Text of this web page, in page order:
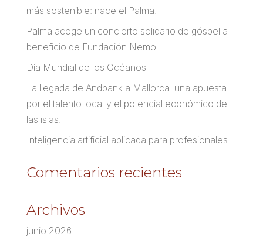
más sostenible: nace el Palma.
Palma acoge un concierto solidario de góspel a
beneficio de Fundación Nemo
Día Mundial de los Océanos
La llegada de Andbank a Mallorca: una apuesta
por el talento local y el potencial económico de
las islas.
Inteligencia artificial aplicada para profesionales.
Comentarios recientes
Archivos
junio 2026